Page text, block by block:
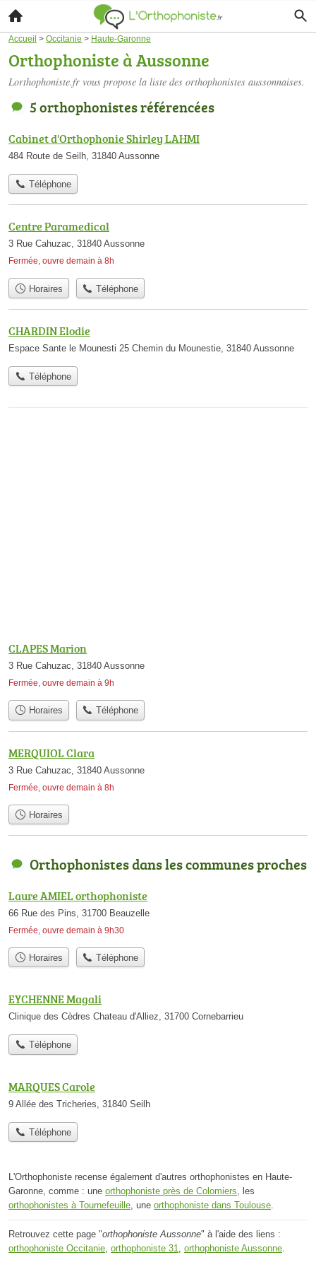
Accueil > Occitanie > Haute-Garonne
Orthophoniste à Aussonne
Lorthophoniste.fr vous propose la liste des orthophonistes aussonnaises.
5 orthophonistes référencées
Cabinet d'Orthophonie Shirley LAHMI
484 Route de Seilh, 31840 Aussonne
Téléphone
Centre Paramedical
3 Rue Cahuzac, 31840 Aussonne
Fermée, ouvre demain à 8h
Horaires Téléphone
CHARDIN Elodie
Espace Sante le Mounesti 25 Chemin du Mounestie, 31840 Aussonne
Téléphone
CLAPES Marion
3 Rue Cahuzac, 31840 Aussonne
Fermée, ouvre demain à 9h
Horaires Téléphone
MERQUIOL Clara
3 Rue Cahuzac, 31840 Aussonne
Fermée, ouvre demain à 8h
Horaires
Orthophonistes dans les communes proches
Laure AMIEL orthophoniste
66 Rue des Pins, 31700 Beauzelle
Fermée, ouvre demain à 9h30
Horaires Téléphone
EYCHENNE Magali
Clinique des Cèdres Chateau d'Alliez, 31700 Cornebarrieu
Téléphone
MARQUES Carole
9 Allée des Tricheries, 31840 Seilh
Téléphone
L'Orthophoniste recense également d'autres orthophonistes en Haute-
Garonne, comme : une orthophoniste près de Colomiers, les
orthophonistes à Tournefeuille, une orthophoniste dans Toulouse.
Retrouvez cette page "orthophoniste Aussonne" à l'aide des liens :
orthophoniste Occitanie, orthophoniste 31, orthophoniste Aussonne.